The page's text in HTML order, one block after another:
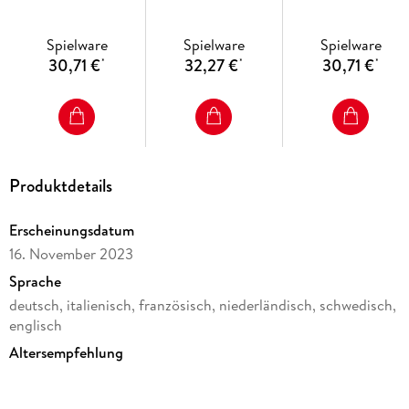
- Nach jedem Gebrauch an einem trockenen und kühlen Ort
aufbewahren.
Spielware
30,71 €*
Spielware
32,27 €*
Spielware
30,71 €*
Produktdetails
Erscheinungsdatum
16. November 2023
Sprache
deutsch, italienisch, französisch, niederländisch, schwedisch,
englisch
Altersempfehlung